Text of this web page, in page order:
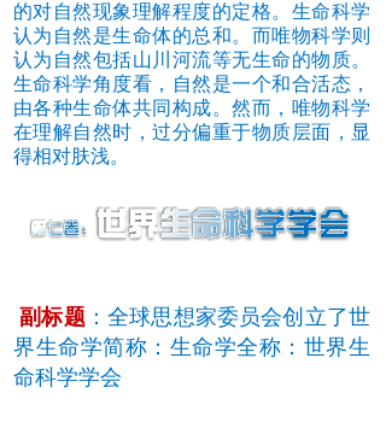
的对自然现象理解程度的定格。生命科学
认为自然是生命体的总和。而唯物科学则
认为自然包括山川河流等无生命的物质。
生命科学角度看，自然是一个和合活态，
由各种生命体共同构成。然而，唯物科学
在理解自然时，过分偏重于物质层面，显
得相对肤浅。
副标题：全球思想家委员会创立了世
界生命学简称：生命学全称：世界生
命科学学会